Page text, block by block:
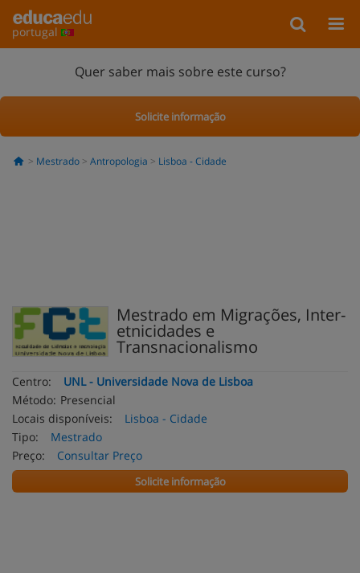
portugal
Quer saber mais sobre este curso?
Solicite informação
Mestrado Antropologia Lisboa - Cidade
Mestrado em Migrações, Inter-
etnicidades e
Transnacionalismo
Centro:
UNL - Universidade Nova de Lisboa
Método: Presencial
Locais disponíveis:
Lisboa - Cidade
Tipo:
Mestrado
Preço:
Consultar Preço
Solicite informação